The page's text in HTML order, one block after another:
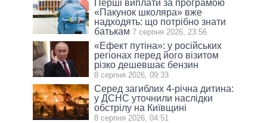
Перші виплати за програмою
«Пакунок школяра» вже
надходять: що потрібно знати
батькам 7 серпня 2026, 23:56
«Ефект путіна»: у російських
регіонах перед його візитом
різко дешевшає бензин
8 серпня 2026, 09:33
Серед загиблих 4-річна дитина:
у ДСНС уточнили наслідки
обстрілу на Київщині
8 серпня 2026, 04:51